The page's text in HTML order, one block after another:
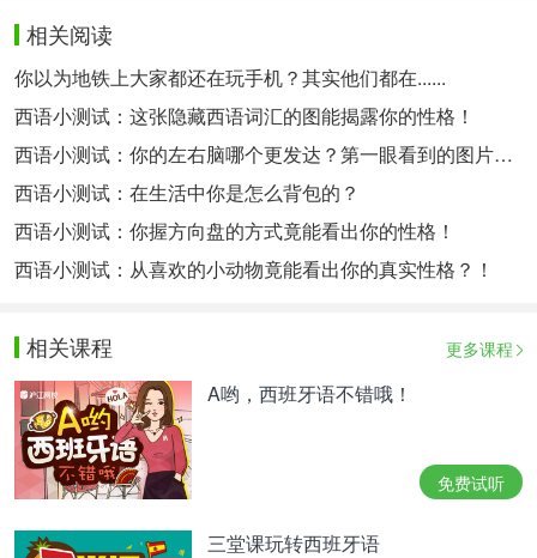
的人。因此，建议你找到理智与感性之间的平衡点。
未经允许，请勿转载！
相关热点： 西班牙语小测试 西班牙语语法
相关阅读
你以为地铁上大家都还在玩手机？其实他们都在......
西语小测试：这张隐藏西语词汇的图能揭露你的性格！
西语小测试：你的左右脑哪个更发达？第一眼看到的图片来揭秘！
西语小测试：在生活中你是怎么背包的？
西语小测试：你握方向盘的方式竟能看出你的性格！
西语小测试：从喜欢的小动物竟能看出你的真实性格？！
相关课程 更多课程
A哟，西班牙语不错哦！
免费试听
三堂课玩转西班牙语